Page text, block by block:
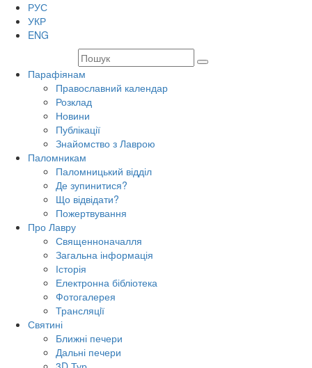
РУС
УКР
ENG
Парафіянам
Православний календар
Розклад
Новини
Публікації
Знайомство з Лаврою
Паломникам
Паломницький відділ
Де зупинитися?
Що відвідати?
Пожертвування
Про Лавру
Священноначалля
Загальна інформація
Історія
Електронна бібліотека
Фотогалерея
Трансляцiї
Святині
Ближні печери
Дальні печери